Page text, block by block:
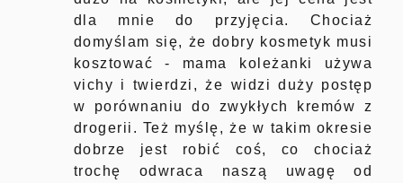
dla mnie do przyjęcia. Chociaż
domyślam się, że dobry kosmetyk musi
kosztować - mama koleżanki używa
vichy i twierdzi, że widzi duży postęp
w porównaniu do zwykłych kremów z
drogerii. Też myślę, że w takim okresie
dobrze jest robić coś, co chociaż
trochę odwraca naszą uwagę od